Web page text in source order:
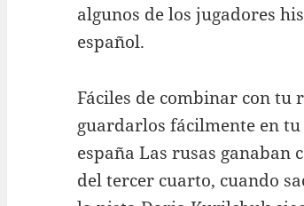
algunos de los jugadores
español.
Fáciles de combinar con tu
guardarlos fácilmente en
españa Las rusas ganaban
del tercer cuarto, cuando